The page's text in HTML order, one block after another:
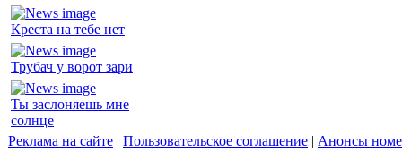
Креста на тебе нет
Трубач у ворот зари
Ты заслоняешь мне
солнце
Реклама на сайте | Пользовательское соглашение | Анонсы